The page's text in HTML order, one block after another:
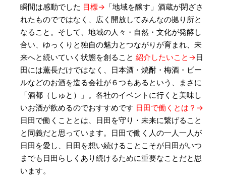
瞬間は感動でした 目標→ 「地域を醸す」酒蔵が閉ざさ
れたものでではなく、広く開放してみんなの拠り所と
なること。そして、地域の人々・自然・文化が発酵し
合い、ゆっくりと独自の魅力とつながりが育まれ、未
来へと続いていく状態を創ること 紹介したいこと→日
田には薫長だけではなく、日本酒・焼酎・梅酒・ビー
ルなどのお酒を造る会社が６つもあるという、まさに
「酒都（しゅと）」。各社のイベントに行くと美味し
いお酒が飲めるのでおすすめです 日田で働くとは？→
日田で働くこととは、日田を守り・未来に繋げること
と同義だと思っています。日田で働く人の一人一人が
日田を愛し、日田を想い続けることこそが日田がいつ
までも日田らしくあり続けるために重要なことだと思
います。